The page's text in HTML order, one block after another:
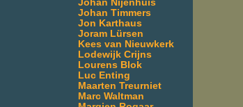
Johan Nijenhuis
Johan Timmers
Jon Karthaus
Joram Lürsen
Kees van Nieuwkerk
Lodewijk Crijns
Lourens Blok
Luc Enting
Maarten Treurniet
Marc Waltman